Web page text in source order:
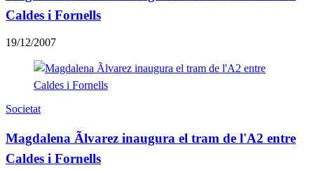
Caldes i Fornells
19/12/2007
Societat
Magdalena Ãlvarez inaugura el tram de l'A2 entre
Caldes i Fornells